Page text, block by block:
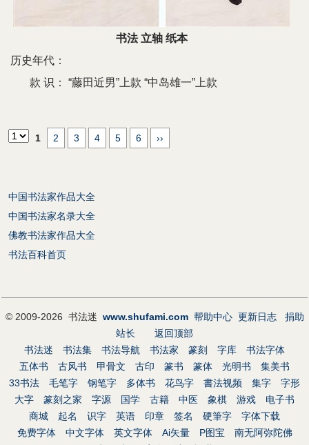
书法 立轴 纸本
历史年代：
款 识：
“藤田近男”上款 “中岛雄一”上款
1 2 3 4 5 6 ››
中国书法家作品大全
中国书法家名录大全
佛教书法家作品大全
书法百科首页
© 2009-2026 书法迷 www.shufami.com 帮助中心 更新日志
捐助
站长
返回顶部
书法迷
书法集 书法导航 书法家 篆刻 字库
书法字体
五体书
古风书 甲骨文 古印 篆书 篆体 光明书
集美书
33书法
毛笔字 钢笔字 多体书 花鸟字 書法视频 集字
字形
大字
篆刻之家 字源 国学 古籍 中医 象棋 游戏
电子书
商城
起名 识字 英语 印章 签名 硬筆字
字体下载
免费字体
中文字体 英文字体 Ai矢量 P图宝
南无阿弥陀佛